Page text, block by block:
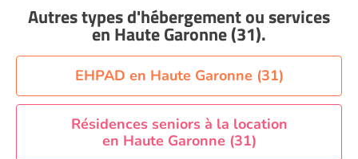
Aide à domicile Nice
Aide à domicile Orléans
Aide à domicile Paris
Aide à domicile Perpignan
Aide à domicile Rennes
Autres types d'hébergement ou services
en Haute Garonne (31).
EHPAD en Haute Garonne (31)
Résidences seniors à la location
en Haute Garonne (31)